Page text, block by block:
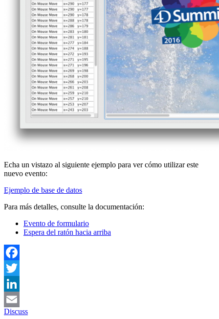
Echa un vistazo al siguiente ejemplo para ver cómo utilizar este
nuevo evento:
Ejemplo de base de datos
Para más detalles, consulte la documentación:
Evento de formulario
Espera del ratón hacia arriba
Facebook
Twitter
LinkedIn
Email
Discuss